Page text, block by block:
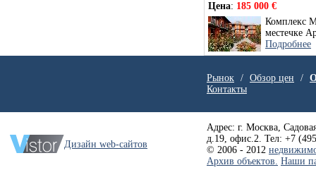
Цена: 185 000 €
Комплекс
местечке
Подробнее
Рынок / Обзор цен /
Контакты
Дизайн web-сайтов
Адрес: г. Москва,
д.19, офис.2. Тел: +7
© 2006 - 2012
Архив объектов. Наши